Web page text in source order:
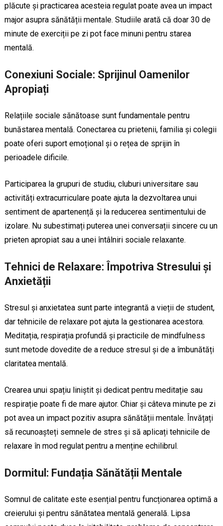
plăcute și practicarea acesteia regulat poate avea un impact
major asupra sănătății mentale. Studiile arată că doar 30 de
minute de exerciții pe zi pot face minuni pentru starea
mentală.
Conexiuni Sociale: Sprijinul Oamenilor
Apropiați
Relațiile sociale sănătoase sunt fundamentale pentru
bunăstarea mentală. Conectarea cu prietenii, familia și colegii
poate oferi suport emoțional și o rețea de sprijin în
perioadele dificile.
Participarea la grupuri de studiu, cluburi universitare sau
activități extracurriculare poate ajuta la dezvoltarea unui
sentiment de apartenență și la reducerea sentimentului de
izolare. Nu subestimați puterea unei conversații sincere cu un
prieten apropiat sau a unei întâlniri sociale relaxante.
Tehnici de Relaxare: Împotriva Stresului și
Anxietății
Stresul și anxietatea sunt parte integrantă a vieții de student,
dar tehnicile de relaxare pot ajuta la gestionarea acestora.
Meditația, respirația profundă și practicile de mindfulness
sunt metode dovedite de a reduce stresul și de a îmbunătăți
claritatea mentală.
Crearea unui spațiu liniștit și dedicat pentru meditație sau
respirație poate fi de mare ajutor. Chiar și câteva minute pe zi
pot avea un impact pozitiv asupra sănătății mentale. Învățați
să recunoașteți semnele de stres și să aplicați tehnicile de
relaxare în mod regulat pentru a menține echilibrul.
Dormitul: Fundația Sănătății Mentale
Somnul de calitate este esențial pentru funcționarea optimă a
creierului și pentru sănătatea mentală generală. Lipsa